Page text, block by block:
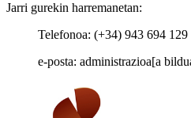
Jarri gurekin harremanetan:
Telefonoa: (+34) 943 694 129
e-posta: administrazioa[a